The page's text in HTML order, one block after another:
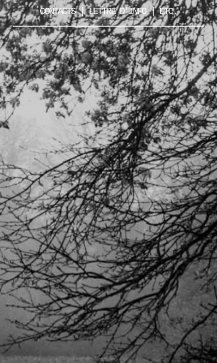
CONTACTS | LETTRE D'INFO | ETC.